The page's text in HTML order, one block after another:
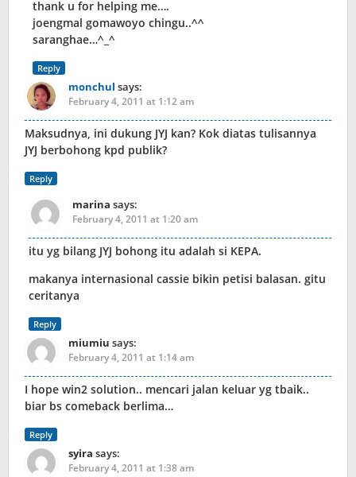
thank u for helping me….
joengmal gomawoyo chingu..^^
saranghae…^_^
Reply
monchul says:
February 4, 2011 at 1:12 am
Maksudnya, ini dukung JYJ kan? Kok diatas tulisannya
JYJ berbohong kpd publik?
Reply
marina says:
February 4, 2011 at 1:20 am
itu yg bilang JYJ bohong itu adalah si KEPA.
makanya internasional cassie bikin petisi balasan. gitu
ceritanya
Reply
miumiu says:
February 4, 2011 at 1:14 am
I hope win2 solution.. mencari jalan keluar yg tbaik..
biar bs comeback berlima…
Reply
syira says:
February 4, 2011 at 1:38 am